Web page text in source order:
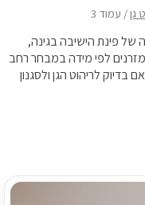
גן/ עמוד 3
של פינת הישיבה בגינה,
מזרנים לפי מידה במבחר רחב
לריהוט הגן ולסגנון